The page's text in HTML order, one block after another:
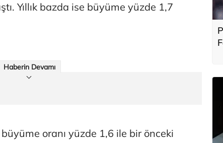
Yıllık bazda ise büyüme yüzde 1,7
Haberin Devamı
büyüme oranı yüzde 1,6 ile bir önceki